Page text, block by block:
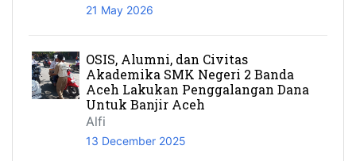
21 May 2026
OSIS, Alumni, dan Civitas
Akademika SMK Negeri 2 Banda
Aceh Lakukan Penggalangan Dana
Untuk Banjir Aceh
Alfi
13 December 2025